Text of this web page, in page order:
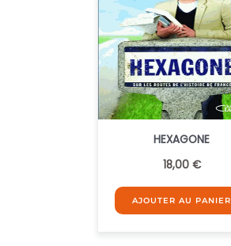
HEXAGONE
18,00 €
AJOUTER AU PANIER